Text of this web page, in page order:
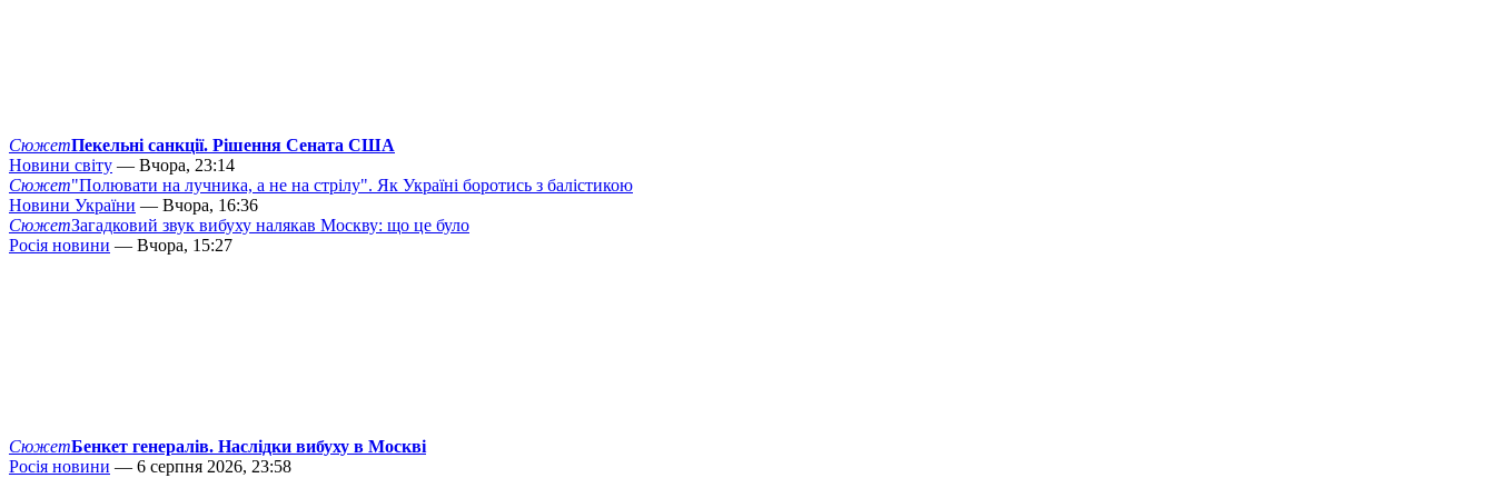
СюжетПекельні санкції. Рішення Сената США
Новини світу — Вчора, 23:14
Сюжет"Полювати на лучника, а не на стрілу". Як Україні боротись з балістикою
Новини України — Вчора, 16:36
СюжетЗагадковий звук вибуху налякав Москву: що це було
Росія новини — Вчора, 15:27
СюжетБенкет генералів. Наслідки вибуху в Москві
Росія новини — 6 серпня 2026, 23:58